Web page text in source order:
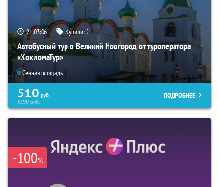
21:03:05 Купили:2
Автобусный тур в Великий Новгород от туроператора
«ХохломаТур»
Сенная площадь
510 руб.
5190руб.
ПОДРОБНЕЕ
-100%